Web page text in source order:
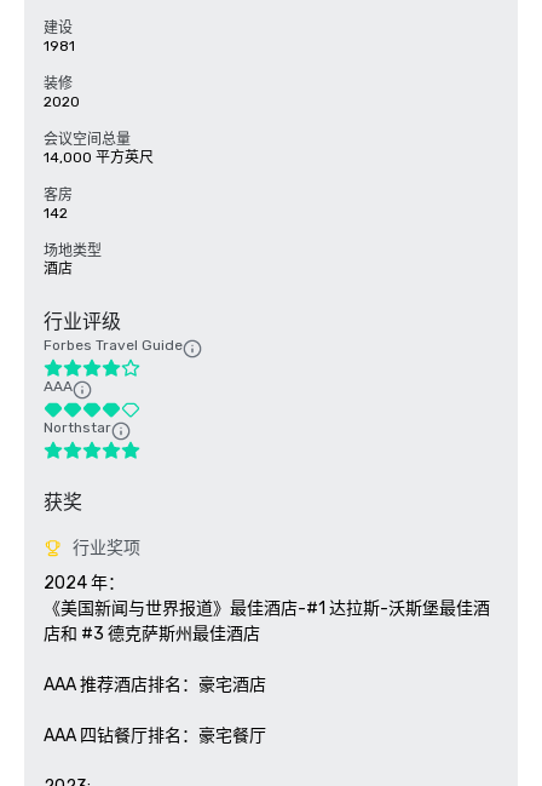
建设
1981
装修
2020
会议空间总量
14,000 平方英尺
客房
142
场地类型
酒店
行业评级
Forbes Travel Guide
AAA
Northstar
获奖
行业奖项
2024 年：
《美国新闻与世界报道》最佳酒店-#1 达拉斯-沃斯堡最佳酒
店和 #3 德克萨斯州最佳酒店
AAA 推荐酒店排名：豪宅酒店
AAA 四钻餐厅排名：豪宅餐厅